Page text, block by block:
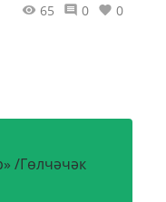
65 0 0